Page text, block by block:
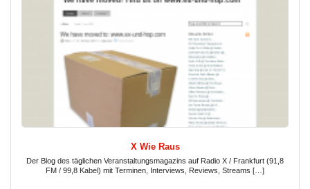
X Wie Raus
Der Blog des täglichen Veranstaltungsmagazins auf Radio X / Frankfurt (91,8
FM / 99,8 Kabel) mit Terminen, Interviews, Reviews, Streams […]